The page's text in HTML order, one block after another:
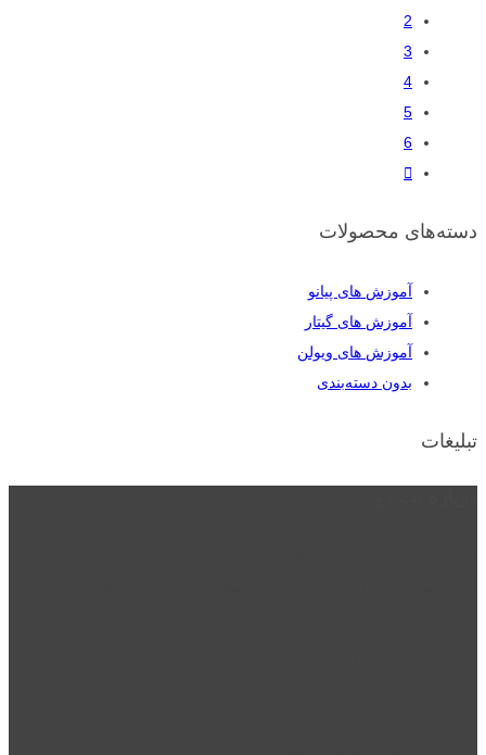
2
3
4
5
6
دسته‌های محصولات
آموزش های پیانو
آموزش های گیتار
آموزش های ویولن
بدون دسته‌بندی
تبلیغات